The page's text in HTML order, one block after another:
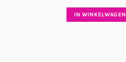
IN WINKELWAGEN